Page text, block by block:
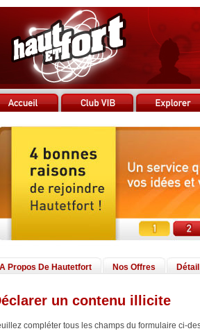
A Propos De Hautetfort Nos Offres
un contenu illicite
compléter tous les champs du formulaire ci-